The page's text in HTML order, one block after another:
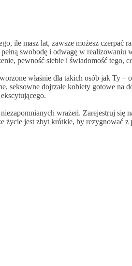
ile masz lat, zawsze możesz czerpać
swobodę i odwagę w
pewność siebie i świadomość tego,
właśnie dla takich osób jak Ty
seksowne dojrzałe kobiety gotowe na
wrażeń. Zarejestruj
życie jest zbyt krótkie, by rezygnować